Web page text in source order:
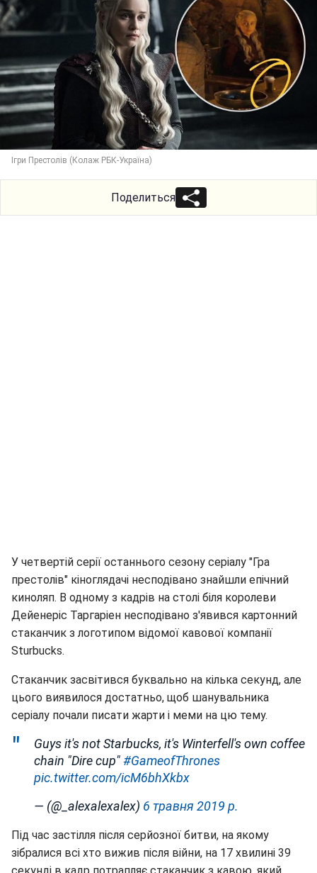
Ігри Престолів (Колаж РБК-Україна)
Поделиться
У четвертій серії останнього сезону серіалу "Гра
престолів" кіноглядачі несподівано знайшли епічний
киноляп. В одному з кадрів на столі біля королеви
Дейенеріс Таргаріен несподівано з'явився картонний
стаканчик з логотипом відомої кавової компанії
Sturbucks.
Стаканчик засвітився буквально на кілька секунд, але
цього виявилося достатньо, щоб шанувальника
серіалу почали писати жарти і меми на цю тему.
Guys it's not Starbucks, it's Winterfell's own coffee
chain "Dire cup"#GameofThrones
pic.twitter.com/icM6bhXkbx
— (@_alexalexalex) 6 травня 2019 р.
Під час застілля після серйозної битви, на якому
зібралися всі хто вижив після війни, на 17 хвилині 39